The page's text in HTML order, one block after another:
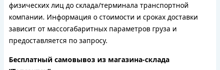
физических лиц до склада/терминала транспортной
компании. Информация о стоимости и сроках доставки
зависит от массогабаритных параметров груза и
предоставляется по запросу.
Бесплатный самовывоз из магазина-склада